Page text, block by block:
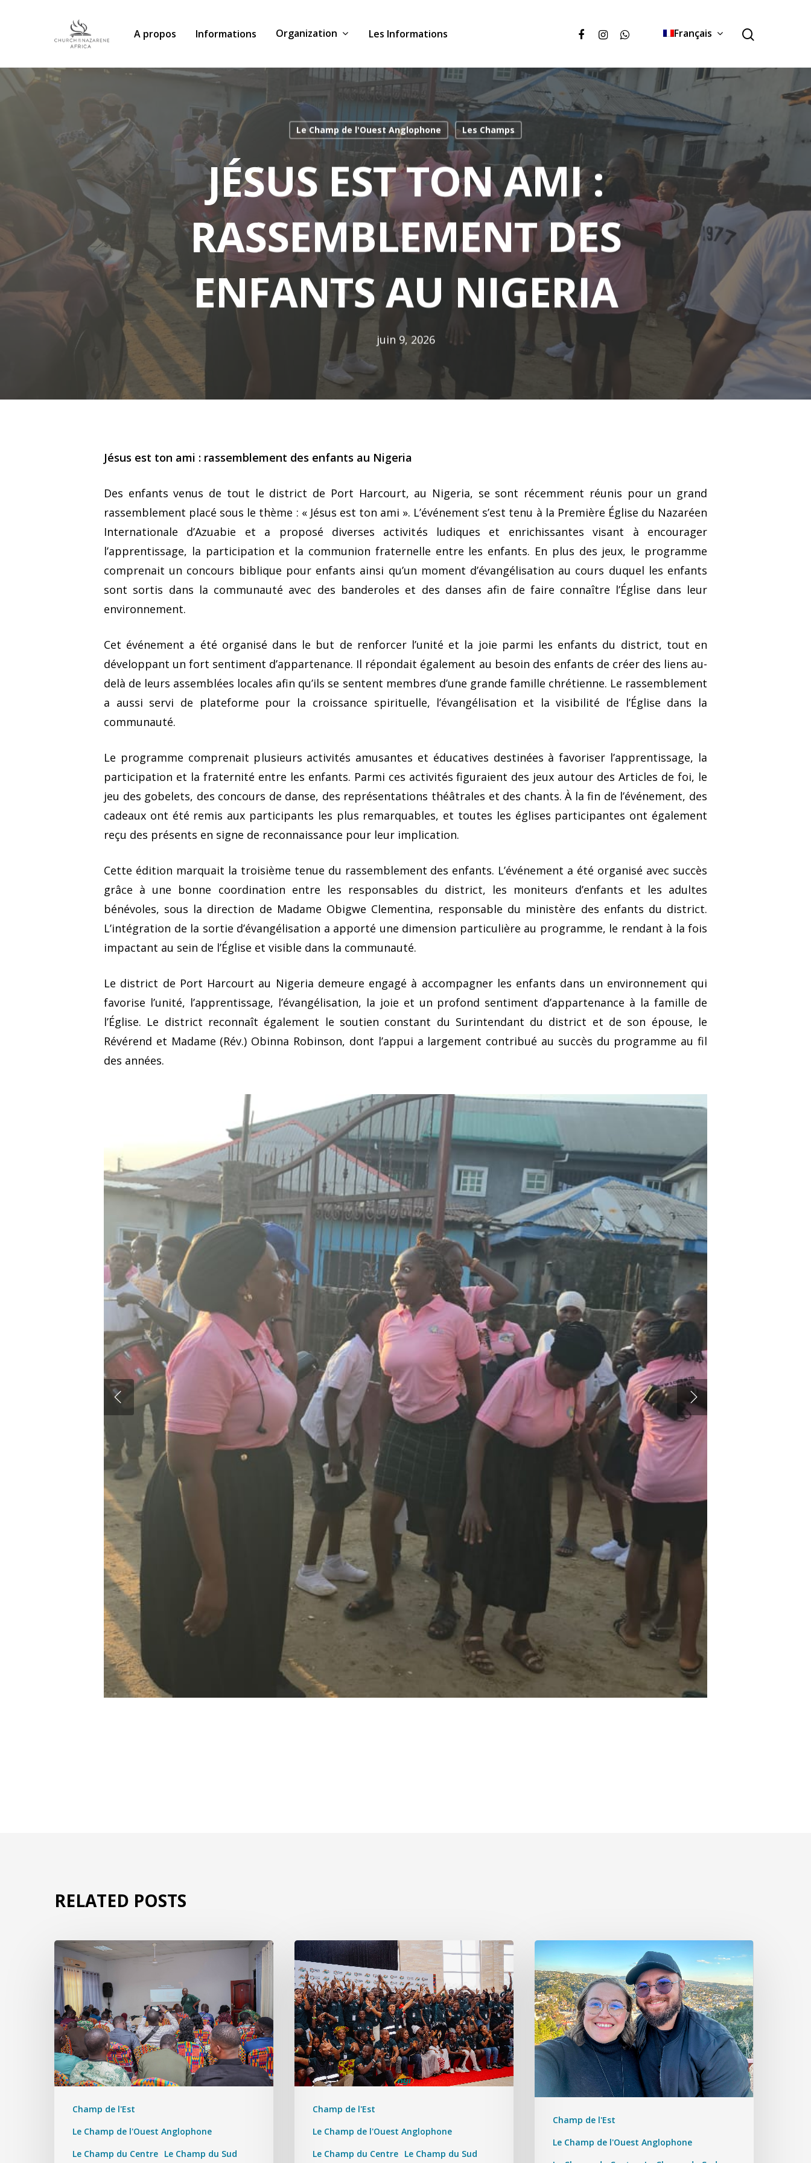
Hit enter to search or ESC to close
A propos Informations Organization Les Informations Français
Le Champ de l'Ouest Anglophone Les Champs
JÉSUS EST TON AMI :
RASSEMBLEMENT DES
ENFANTS AU NIGERIA
juin 9, 2026
Jésus est ton ami : rassemblement des enfants au Nigeria
Des enfants venus de tout le district de Port Harcourt, au Nigeria, se sont récemment réunis pour un grand
rassemblement placé sous le thème : « Jésus est ton ami ». L’événement s’est tenu à la Première Église du Nazaréen
Internationale d’Azuabie et a proposé diverses activités ludiques et enrichissantes visant à encourager
l’apprentissage, la participation et la communion fraternelle entre les enfants. En plus des jeux, le programme
comprenait un concours biblique pour enfants ainsi qu’un moment d’évangélisation au cours duquel les enfants
sont sortis dans la communauté avec des banderoles et des danses afin de faire connaître l’Église dans leur
environnement.
Cet événement a été organisé dans le but de renforcer l’unité et la joie parmi les enfants du district, tout en
développant un fort sentiment d’appartenance. Il répondait également au besoin des enfants de créer des liens au-
delà de leurs assemblées locales afin qu’ils se sentent membres d’une grande famille chrétienne. Le rassemblement
a aussi servi de plateforme pour la croissance spirituelle, l’évangélisation et la visibilité de l’Église dans la
communauté.
Le programme comprenait plusieurs activités amusantes et éducatives destinées à favoriser l’apprentissage, la
participation et la fraternité entre les enfants. Parmi ces activités figuraient des jeux autour des Articles de foi, le
jeu des gobelets, des concours de danse, des représentations théâtrales et des chants. À la fin de l’événement, des
cadeaux ont été remis aux participants les plus remarquables, et toutes les églises participantes ont également
reçu des présents en signe de reconnaissance pour leur implication.
Cette édition marquait la troisième tenue du rassemblement des enfants. L’événement a été organisé avec succès
grâce à une bonne coordination entre les responsables du district, les moniteurs d’enfants et les adultes
bénévoles, sous la direction de Madame Obigwe Clementina, responsable du ministère des enfants du district.
L’intégration de la sortie d’évangélisation a apporté une dimension particulière au programme, le rendant à la fois
impactant au sein de l’Église et visible dans la communauté.
Le district de Port Harcourt au Nigeria demeure engagé à accompagner les enfants dans un environnement qui
favorise l’unité, l’apprentissage, l’évangélisation, la joie et un profond sentiment d’appartenance à la famille de
l’Église. Le district reconnaît également le soutien constant du Surintendant du district et de son épouse, le
Révérend et Madame (Rév.) Obinna Robinson, dont l’appui a largement contribué au succès du programme au fil
des années.
RELATED POSTS
Champ de l'Est
Le Champ de l'Ouest Anglophone
Le Champ du Centre Le Champ du Sud
Champ de l'Est
Le Champ de l'Ouest Anglophone
Le Champ du Centre Le Champ du Sud
Champ de l'Est
Le Champ de l'Ouest Anglophone